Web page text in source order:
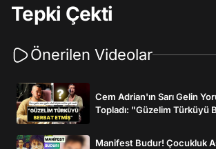
Tepki Çekti
Önerilen Videolar
Cem Adrian'ın Sarı Gelin
Topladı: "Güzelim Türküyü
Manifest Budur! Çocukluk